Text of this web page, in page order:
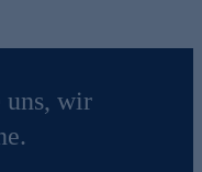
uns, wir